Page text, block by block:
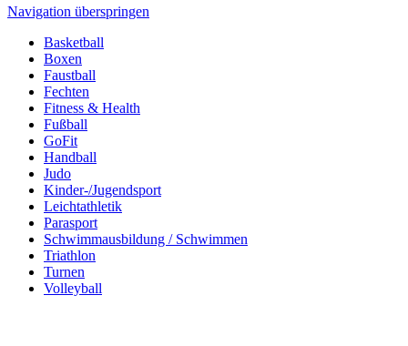
Navigation überspringen
Basketball
Boxen
Faustball
Fechten
Fitness & Health
Fußball
GoFit
Handball
Judo
Kinder-/Jugendsport
Leichtathletik
Parasport
Schwimmausbildung / Schwimmen
Triathlon
Turnen
Volleyball